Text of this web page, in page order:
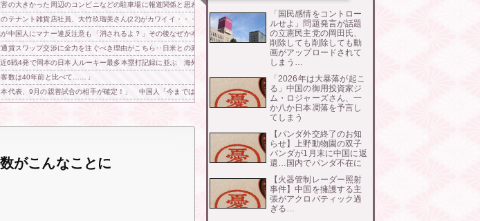
ﾙﾌﾞﾙ」＝韓国の反応
の大きかった周辺のコンビニなどの駐車場に報道関係と思われる車の無断駐車を見ることがあります。報道のお仕事も大変かもしれませんが配慮も
のテナント雑貨店社員、大竹玖瑠美さん(22)がカワイイ・・・
中国人にマナー違反注意も「消されるよ？」その後なぜか本当に火災で全焼
貨スワップ交渉に全力を注ぐべき理由がこちら‥日米との異例の共同介入によって記録的なウォン・ドル為替の現実」
6戦4発で岡本の日本人ルーキー最多本塁打記録に並ぶ 海外の反応
数は40年前と比べて……」
代表、9月の親善試合の相手が確定！」 中国人「今までは実質的に全て引き分け」「野球のリベンジ戦」
がこんなことに
「国民感情をコントロー
ルせよ」問題発言が話題
の立憲民主党の岡田氏、
削除しても削除しても動
画がアップロードされて
しまう…
「2026年は大暴落が起こ
る」中国の御用投資家ジ
ム・ロジャーズさん、一
か八か日本凋落を予言し
てしまう
【パンダ外交終了のお知
らせ】上野動物園の双子
パンダが1月末に中国に返
還…国内でパンダ不在に
【火器管制レーダー照射
事件】中国を擁護する主
張がアクロバティック過
ぎる…